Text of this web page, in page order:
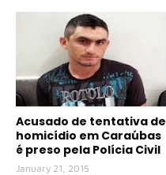
Acusado de tentativa de
homicídio em Caraúbas
é preso pela Polícia Civil
January 21, 2015